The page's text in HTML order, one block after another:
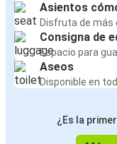
Asientos
Disfruta de más
Consigna de
Espacio para
Aseos
Disponible en
¿Es la